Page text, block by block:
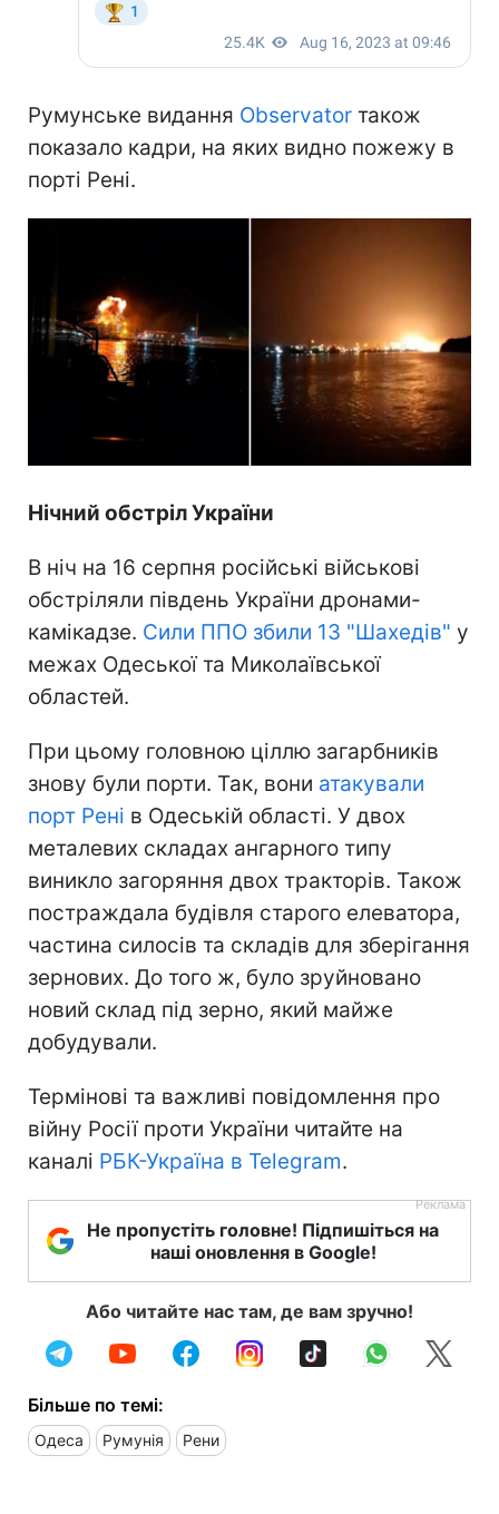
Румунське видання Observator також
показало кадри, на яких видно пожежу в
порті Рені.
Нічний обстріл України
В ніч на 16 серпня російські військові
обстріляли південь України дронами-
камікадзе. Сили ППО збили 13 "Шахедів" у
межах Одеської та Миколаївської
областей.
При цьому головною ціллю загарбників
знову були порти. Так, вони атакували
порт Рені в Одеській області. У двох
металевих складах ангарного типу
виникло загоряння двох тракторів. Також
постраждала будівля старого елеватора,
частина силосів та складів для зберігання
зернових. До того ж, було зруйновано
новий склад під зерно, який майже
добудували.
Термінові та важливі повідомлення про
війну Росії проти України читайте на
каналі РБК-Україна в Telegram.
Не пропустіть головне! Підпишіться на
наші оновлення в Google!
Або читайте нас там, де вам зручно!
Більше по темі:
Одеса Румунія Рени